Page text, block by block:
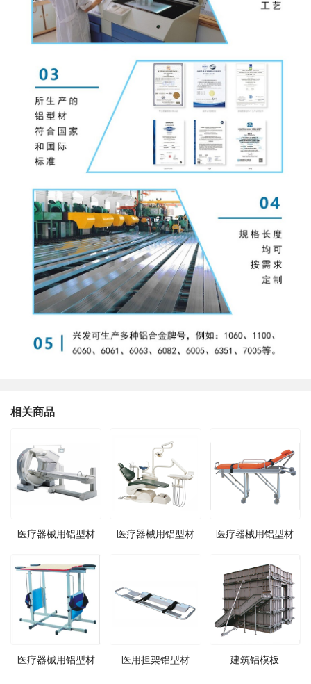
相关商品
医疗器械用铝型材 医疗器械用铝型材 医疗器械用铝型材
医疗器械用铝型材 医用担架铝型材 建筑铝模板